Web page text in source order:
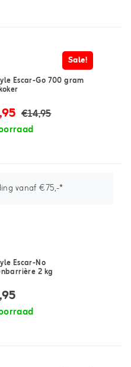
Sale!
Escar-Go 700 gram
€14,95
vanaf €75,-*
Escar-No
2 kg